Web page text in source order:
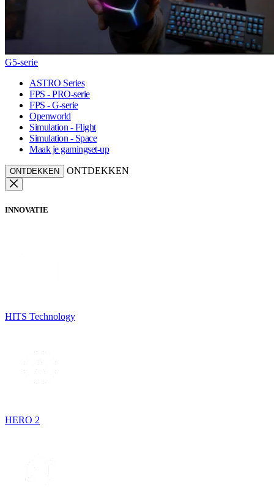
G5-serie
ASTRO Series
FPS - PRO-serie
FPS - G-serie
Openworld
Simulation - Flight
Simulation - Space
Maak je gamingset-up
ONTDEKKEN ONTDEKKEN
INNOVATIE
HITS Technology
HERO 2